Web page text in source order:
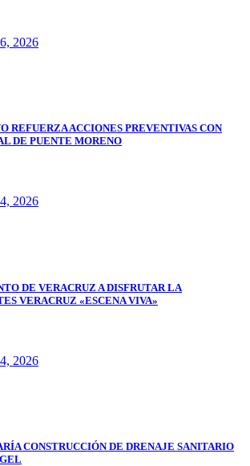
2026
REFUERZA ACCIONES PREVENTIVAS CON
DE PUENTE MORENO
2026
DE VERACRUZ A DISFRUTAR LA
VERACRUZ «ESCENA VIVA»
2026
CONSTRUCCIÓN DE DRENAJE SANITARIO